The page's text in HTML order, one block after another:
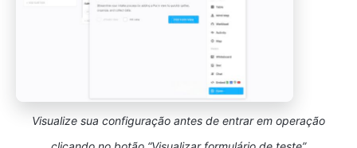
Visualize sua configuração antes de entrar em operação